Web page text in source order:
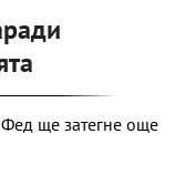
Фед ще затегне още